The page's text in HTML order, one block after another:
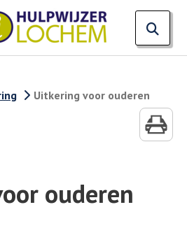
Uitkering voor ouderen
ouderen